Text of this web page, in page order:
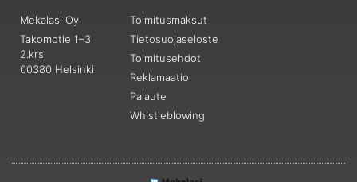
Mekalasi Oy
Takomotie 1–3
2.krs
00380 Helsinki
Toimitusmaksut
Tietosuojaseloste
Toimitusehdot
Reklamaatio
Palaute
Whistleblowing